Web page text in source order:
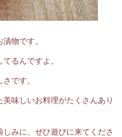
物です。
るんですよ。
です。
味しいお料理がたくさんあり
みに、ぜひ遊びに来てくださ